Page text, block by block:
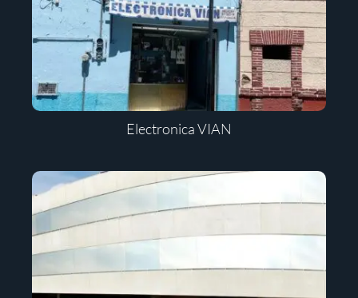
Electronica VIAN